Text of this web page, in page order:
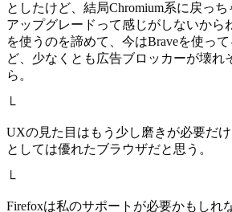
としたけど、結局Chromium系に戻っ
アップグレードって感じがしないから
を使うのを諦めて、今はBraveを使っ
ど、少なくとも広告ブロッカーが壊れ
ら。
└
UXの見た目はもう少し磨きが必要だけ
としては優れたブラウザだと思う。
└
Firefoxは私のサポートが必要かもしれ